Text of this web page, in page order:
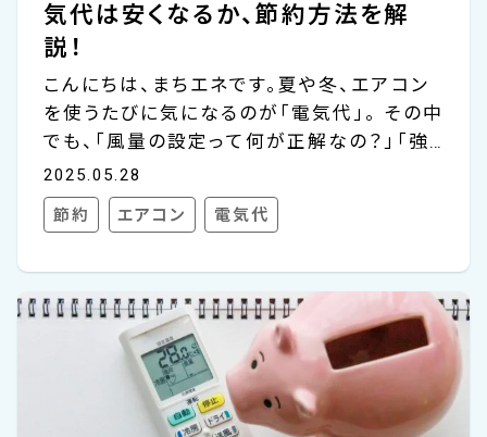
気代は安くなるか、節約方法を解
説！
こんにちは、まちエネです。夏や冬、エアコン
を使うたびに気になるのが「電気代」。 その中
でも、「風量の設定って何が正解なの？」「強
くしたら電気代も高くなるの？」といった疑問
を持ったことはありませんか？ じつは、風量
の設定ひとつでエアコンの効率が大きく変わ
うるさいから弱で」など、なんとなくの設定に
なっている方も多いのではないでしょうか。
結論からお伝えすると、エアコンの風量設定
だけで電気代が大きく変わることはさほどあ
りません。ただし、「風量をどう設定するか」に
2025.05.28
節約 エアコン 電気代